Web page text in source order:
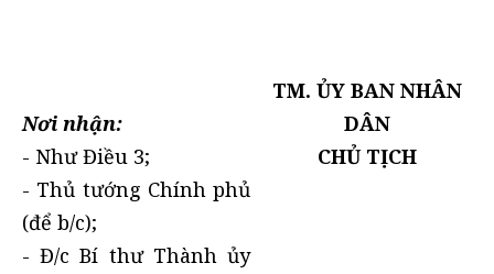
Nơi nhận:
- Như Điều 3;
- Thủ tướng Chính phủ
(để b/c);
- Đ/c Bí thư Thành ủy
TM. ỦY BAN NHÂN
DÂN
CHỦ TỊCH